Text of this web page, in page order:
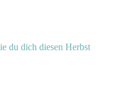
du dich diesen Herbst